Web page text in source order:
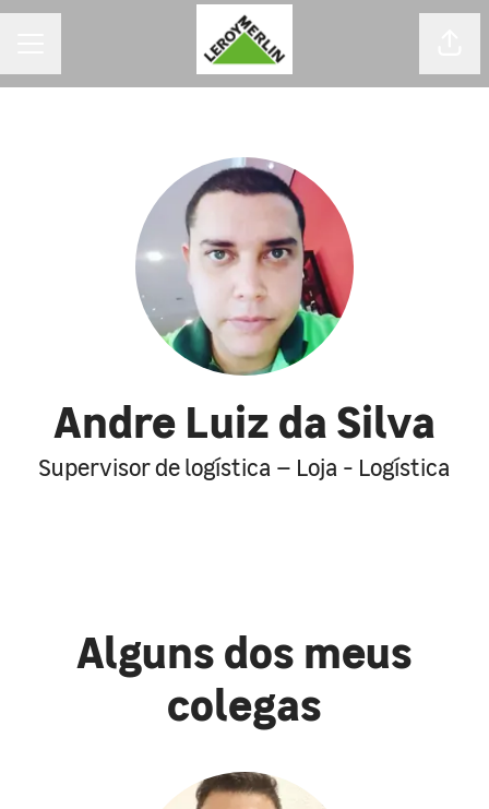
Andre Luiz da Silva
Supervisor de logística – Loja - Logística
Alguns dos meus
colegas